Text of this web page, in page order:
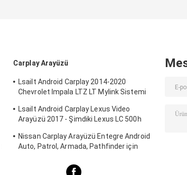
Carplay Arayüzü
Lsailt Android Carplay 2014-2020
Chevrolet Impala LTZ LT Mylink Sistemi
Lsailt Android Carplay Lexus Video
Arayüzü 2017 - Şimdiki Lexus LC 500h
Nissan Carplay Arayüzü Entegre Android
Auto, Patrol, Armada, Pathfinder için